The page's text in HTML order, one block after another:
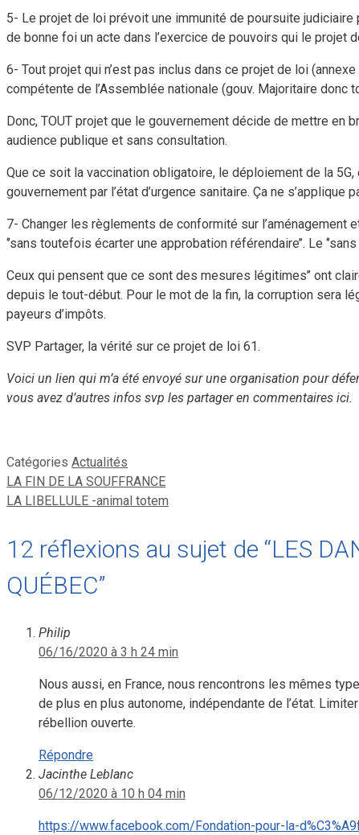
5- Le projet de loi prévoit une immunité de poursuite
de bonne foi un acte dans l’exercice de pouvoirs qui le projet
6- Tout projet qui n’est pas inclus dans ce projet de loi
compétente de l’Assemblée nationale (gouv. Majoritaire donc
Donc, TOUT projet que le gouvernement décide de mettre
audience publique et sans consultation.
Que ce soit la vaccination obligatoire, le déploiement de la
gouvernement par l’état d’urgence sanitaire. Ça ne
7- Changer les règlements de conformité sur l’aménagement
‘’sans toutefois écarter une approbation référendaire’’. Le
Ceux qui pensent que ce sont des mesures légitimes’’ ont
depuis le tout-début. Pour le mot de la fin, la corruption sera
payeurs d’impôts.
SVP Partager, la vérité sur ce projet de loi 61.
Voici un lien qui m’a été envoyé sur une organisation pour
vous avez d’autres infos svp les partager en commentaires ici.
Catégories Actualités
LA FIN DE LA SOUFFRANCE
LA LIBELLULE -animal totem
12 réflexions au sujet de “LES
QUÉBEC”
Philip
06/16/2020 à 3 h 24 min
Nous aussi, en France, nous rencontrons les mêmes
de plus en plus autonome, indépendante de l’état.
rébellion ouverte.
Répondre
Jacinthe Leblanc
06/12/2020 à 10 h 04 min
https://www.facebook.com/Fondation-pour-la-